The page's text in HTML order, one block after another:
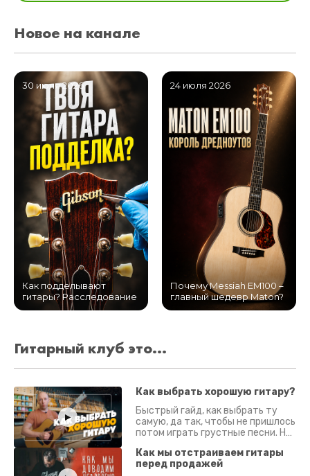
Новое на канале
30 июля 2026
Как подделывают
гитары? Расследование
24 июля 2026
Почему Messiah EM100 –
главный шедевр Maton?
Гитарный клуб это...
Как выбрать хорошую гитару?
Быстрый гайд, как выбрать ту
самую, да так, чтобы не пришлось
потом играть грустные песни. На
Как мы отстраиваем гитары
перед продажей